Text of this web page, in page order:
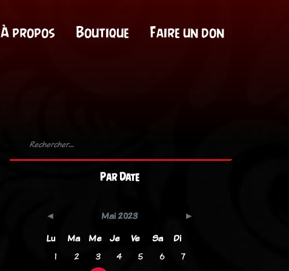
À propos Boutique Faire un don
Par Date
Mai 2023
Lu
Ma Me Je Ve Sa
Di
1
2 3 4 5 6
7